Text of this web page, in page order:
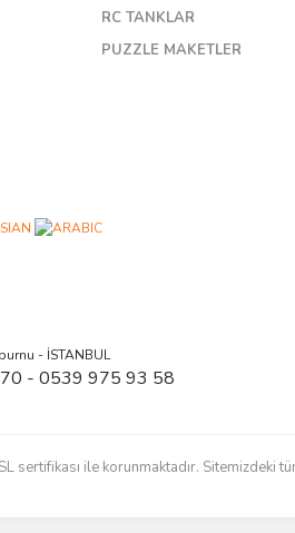
RC TANKLAR
PUZZLE MAKETLER
- İSTANBUL
- 0539 975 93 58
ile korunmaktadır. Sitemizdeki